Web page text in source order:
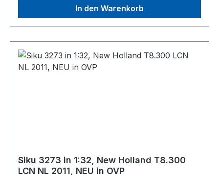
In den Warenkorb
Siku 3273 in 1:32, New Holland T8.300
LCN NL 2011, NEU in OVP